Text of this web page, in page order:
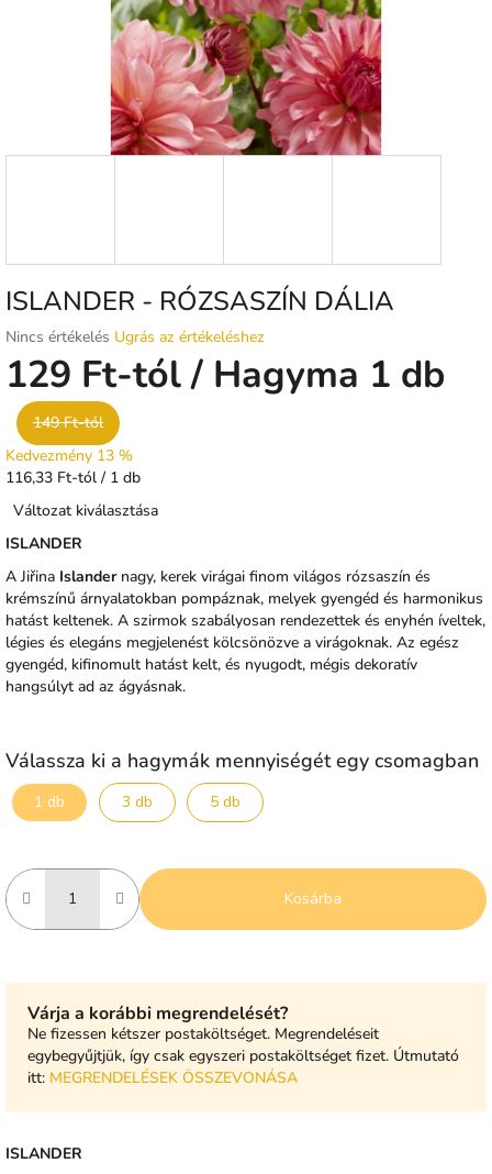
ISLANDER - RÓZSASZÍN DÁLIA
A
termék
átlagos
értékelése
5-
ből
0,0
csillag.
Nincs értékelés Ugrás az értékeléshez
129 Ft-tól/ Hagyma 1 db
149 Ft-tól
Kedvezmény 13 %
Egységár:
116,33 Ft-tól / 1 db
Változat kiválasztása
ISLANDER
A Jiřina Islandernagy, kerek virágai finom világos rózsaszín és
krémszínű árnyalatokban pompáznak, melyek gyengéd és harmonikus
hatást keltenek. A szirmok szabályosan rendezettek és enyhén íveltek,
légies és elegáns megjelenést kölcsönözve a virágoknak. Az egész
gyengéd, kifinomult hatást kelt, és nyugodt, mégis dekoratív
hangsúlyt ad az ágyásnak.
Válassza ki a hagymák mennyiségét egy csomagban
1 db 3 db 5 db
Kosárba
Várja a korábbi megrendelését?
Ne fizessen kétszer postaköltséget. Megrendeléseit
egybegyűjtjük, így csak egyszeri postaköltséget fizet. Útmutató
itt: MEGRENDELÉSEK ÖSSZEVONÁSA
ISLANDER